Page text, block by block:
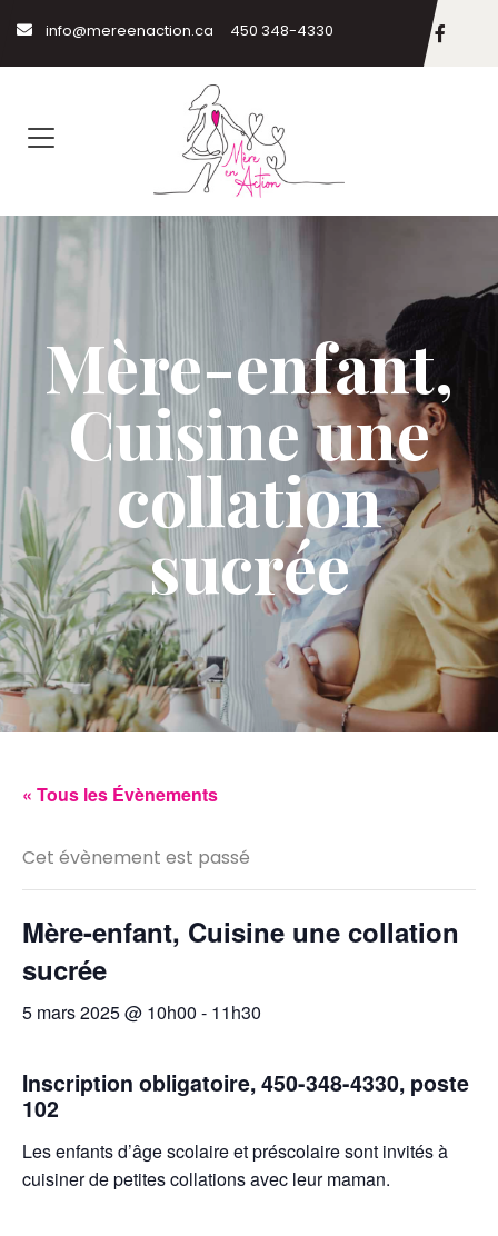
info@mereenaction.ca 450 348-4330
Mère-enfant,
Cuisine une
collation
sucrée
« Tous les Évènements
Cet évènement est passé
Mère-enfant, Cuisine une collation
sucrée
5 mars 2025 @ 10h00 - 11h30
Inscription obligatoire, 450-348-4330, poste
102
Les enfants d’âge scolaire et préscolaire sont invités à
cuisiner de petites collations avec leur maman.